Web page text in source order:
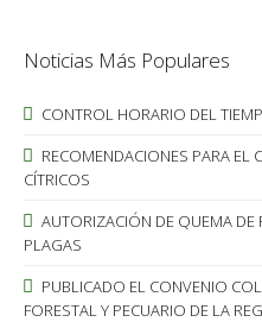
Noticias Más Populares
CONTROL HORARIO DEL
RECOMENDACIONES PARA EL
CÍTRICOS
AUTORIZACIÓN DE QUEMA DE
PLAGAS
PUBLICADO EL CONVENIO
FORESTAL Y PECUARIO DE LA